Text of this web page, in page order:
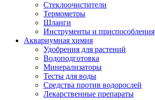
Стеклоочистители
Термометры
Шланги
Инструменты и приспособления
Аквариумная химия
Удобрения для растений
Водоподготовка
Минерализаторы
Тесты для воды
Средства против водорослей
Лекарственные препараты